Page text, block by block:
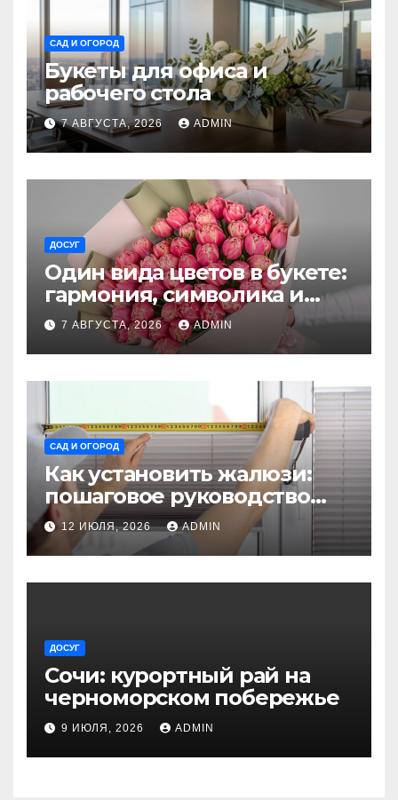
САД И ОГОРОД
Букеты для офиса и
рабочего стола
7 АВГУСТА, 2026 ADMIN
ДОСУГ
Один вида цветов в букете:
гармония, символика и
секреты ухода
7 АВГУСТА, 2026 ADMIN
САД И ОГОРОД
Как установить жалюзи:
пошаговое руководство
для начинающих
12 ИЮЛЯ, 2026 ADMIN
ДОСУГ
Сочи: курортный рай на
черноморском побережье
9 ИЮЛЯ, 2026 ADMIN